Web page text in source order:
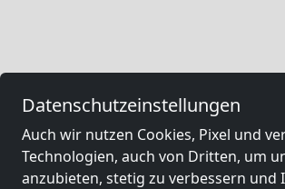
Datenschutzeinstellungen
Auch wir nutzen Cookies, Pixel und
Technologien, auch von Dritten, um
anzubieten, stetig zu verbessern und